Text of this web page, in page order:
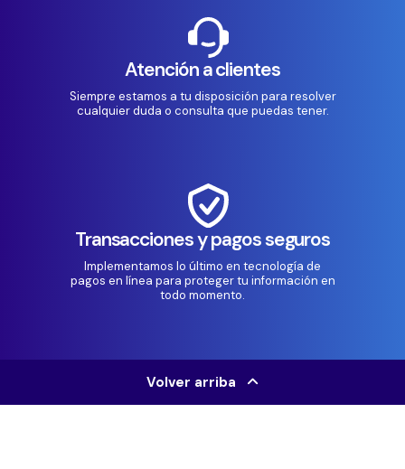
Atención a clientes
Siempre estamos a tu disposición para resolver
cualquier duda o consulta que puedas tener.
Transacciones y pagos seguros
Implementamos lo último en tecnología de
pagos en línea para proteger tu información en
todo momento.
Volver arriba